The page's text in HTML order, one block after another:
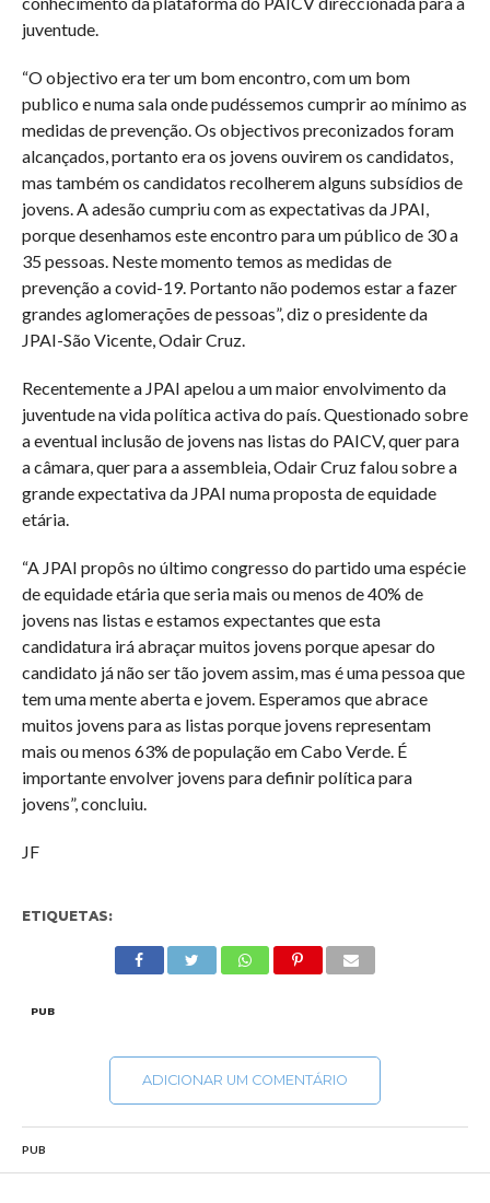
juventude.
“O objectivo era ter um bom encontro, com um bom
publico e numa sala onde pudéssemos cumprir ao mínimo as
medidas de prevenção. Os objectivos preconizados foram
alcançados, portanto era os jovens ouvirem os candidatos,
mas também os candidatos recolherem alguns subsídios de
jovens. A adesão cumpriu com as expectativas da JPAI,
porque desenhamos este encontro para um público de 30 a
35 pessoas. Neste momento temos as medidas de
prevenção a covid-19. Portanto não podemos estar a fazer
grandes aglomerações de pessoas”, diz o presidente da
JPAI-São Vicente, Odair Cruz.
Recentemente a JPAI apelou a um maior envolvimento da
juventude na vida política activa do país. Questionado sobre
a eventual inclusão de jovens nas listas do PAICV, quer para
a câmara, quer para a assembleia, Odair Cruz falou sobre a
grande expectativa da JPAI numa proposta de equidade
etária.
“A JPAI propôs no último congresso do partido uma espécie
de equidade etária que seria mais ou menos de 40% de
jovens nas listas e estamos expectantes que esta
candidatura irá abraçar muitos jovens porque apesar do
candidato já não ser tão jovem assim, mas é uma pessoa que
tem uma mente aberta e jovem. Esperamos que abrace
muitos jovens para as listas porque jovens representam
mais ou menos 63% de população em Cabo Verde. É
importante envolver jovens para definir política para
jovens”, concluiu.
JF
ETIQUETAS:
PUB
ADICIONAR UM COMENTÁRIO
PUB